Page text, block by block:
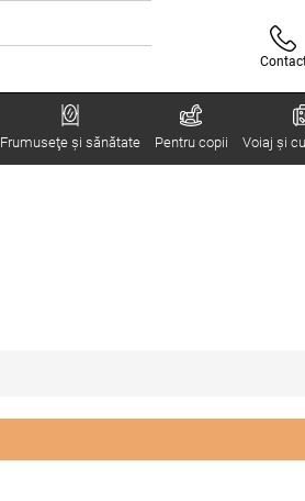
Frumuseţe şi sănătate Pentru copii Voiaj și